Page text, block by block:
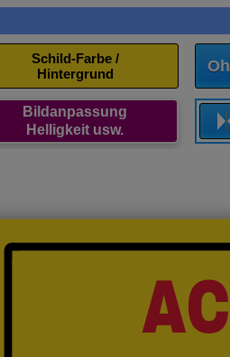
Schild-Farbe /
Hintergrund
Bildanpassung
Helligkeit usw.